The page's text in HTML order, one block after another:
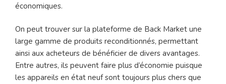
économiques.
On peut trouver sur la plateforme de Back Market une
large gamme de produits reconditionnés, permettant
ainsi aux acheteurs de bénéficier de divers avantages.
Entre autres, ils peuvent faire plus d’économie puisque
les appareils en état neuf sont toujours plus chers que